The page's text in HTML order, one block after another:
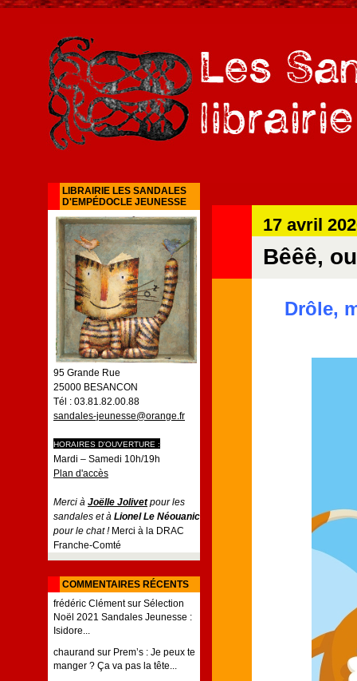
LIBRAIRIE LES SANDALES
D'EMPÉDOCLE JEUNESSE
95 Grande Rue
25000 BESANCON
Tél : 03.81.82.00.88
sandales-jeunesse@orange.fr
HORAIRES D'OUVERTURE :
Mardi – Samedi 10h/19h
Plan d'accès
Merci à Joëlle Jolivetpour les
sandales et à Lionel Le Néouanic
pour le chat !Merci à la DRAC
Franche-Comté
COMMENTAIRES RÉCENTS
frédéric Clémentsur Sélection
Noël 2021 Sandales Jeunesse :
Isidore...
chaurand sur Prem’s : Je peux te
manger ? Ça va pas la tête...
17 avril
Bêêê,
Drôle,